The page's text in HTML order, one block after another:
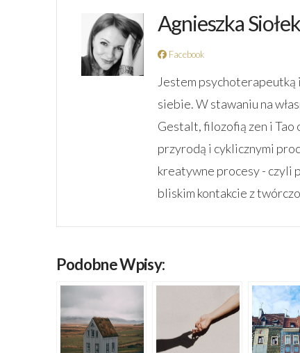
Agnieszka
Facebook
Jestem
siebie. W stawaniu na
Gestalt, filozofią zen i Tao
przyrodą i cyklicznymi
kreatywne procesy - czyli
bliskim kontakcie z
Podobne Wpisy: